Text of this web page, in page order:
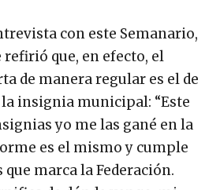
con este Semanario,
que, en efecto, el
de manera regular es el de
la insignia municipal: “Este
yo me las gané en la
es el mismo y cumple
marca la Federación.